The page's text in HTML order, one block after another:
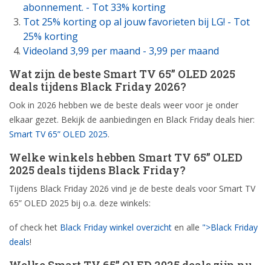
abonnement. - Tot 33% korting
Tot 25% korting op al jouw favorieten bij LG! - Tot
25% korting
Videoland 3,99 per maand - 3,99 per maand
Wat zijn de beste Smart TV 65” OLED 2025
deals tijdens Black Friday 2026?
Ook in 2026 hebben we de beste deals weer voor je onder
elkaar gezet. Bekijk de aanbiedingen en Black Friday deals hier:
Smart TV 65” OLED 2025.
Welke winkels hebben Smart TV 65” OLED
2025 deals tijdens Black Friday?
Tijdens Black Friday 2026 vind je de beste deals voor Smart TV
65” OLED 2025 bij o.a. deze winkels:
of check het Black Friday winkel overzicht en alle ">Black Friday
deals!